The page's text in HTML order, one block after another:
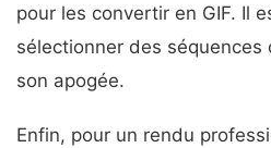
pour les convertir en GIF. Il
sélectionner des séquences
son apogée.
Enfin, pour un rendu